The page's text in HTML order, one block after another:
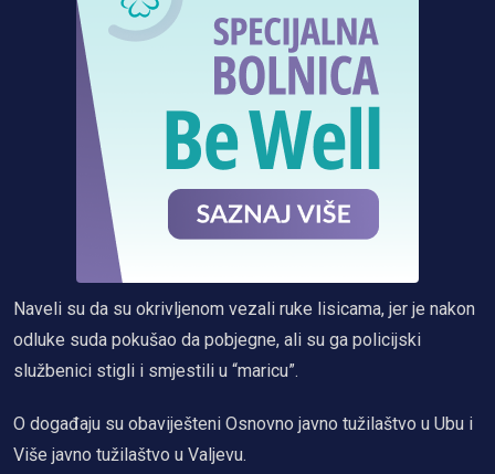
Naveli su da su okrivljenom vezali ruke lisicama, jer je nakon
odluke suda pokušao da pobjegne, ali su ga policijski
službenici stigli i smjestili u “maricu”.
O događaju su obaviješteni Osnovno javno tužilaštvo u Ubu i
Više javno tužilaštvo u Valjevu.